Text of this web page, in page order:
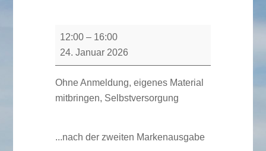
Fliegenbindetreff
Freies
für
alle
12:00 – 16:00
24. Januar 2026
Ohne Anmeldung, eigenes Material
mitbringen, Selbstversorgung
...nach der zweiten Markenausgabe